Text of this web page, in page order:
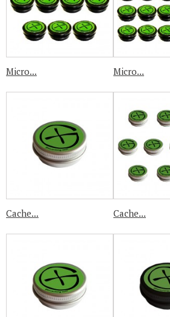
Micro... Micro...
Cache... Cache...